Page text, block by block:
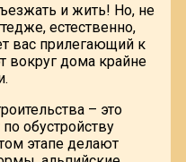
и жить! Но, не
естественно,
вас прилегающий к
вокруг дома крайне
– это
обустройству
этапе делают